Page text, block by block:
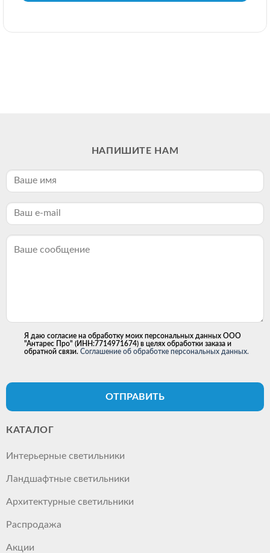
НАПИШИТЕ НАМ
Я даю согласие на обработку моих персональных данных ООО
"Антарес Про" (ИНН:7714971674) в целях обработки заказа и
обратной связи. Соглашение об обработке персональных данных.
ОТПРАВИТЬ
КАТАЛОГ
Интерьерные светильники
Ландшафтные светильники
Архитектурные светильники
Распродажа
Акции